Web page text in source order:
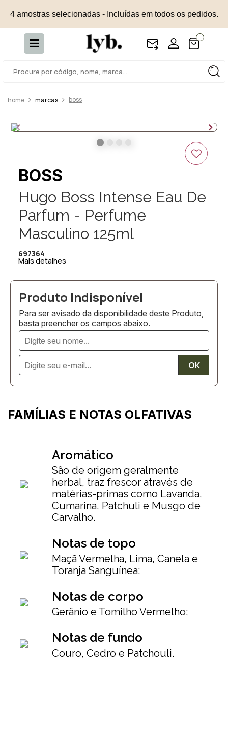
4 amostras selecionadas - Incluídas em todos os pedidos.
marcas boss
BOSS
Hugo Boss Intense Eau De
Parfum - Perfume
Masculino 125ml
697364
Mais detalhes
Para ser avisado da disponibilidade deste Produto,
basta preencher os campos abaixo.
FAMÍLIAS E NOTAS OLFATIVAS
Aromático
São de origem geralmente
herbal, traz frescor através de
matérias-primas como Lavanda,
Cumarina, Patchuli e Musgo de
Carvalho.
Notas de topo
Maçã Vermelha, Lima, Canela e
Toranja Sanguínea;
Notas de corpo
Gerânio e Tomilho Vermelho;
Notas de fundo
Couro, Cedro e Patchouli.